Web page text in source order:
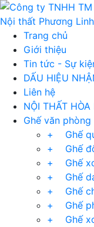
Trang chủ
Giới thiệu
Tin tức - Sự
DẤU HIỆU
Liên hệ
NỘI THẤT
Ghế văn phòng
+ Ghế
+ Ghế
+ Ghế
+ Ghế
+ Ghế
+ Ghế
+ Ghế